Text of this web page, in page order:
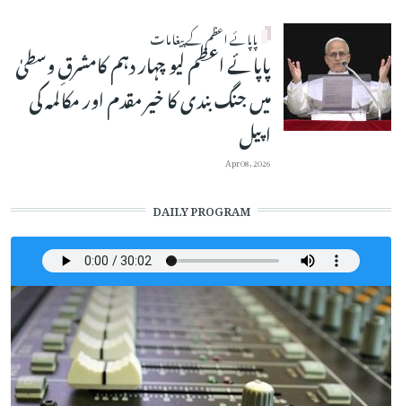
پاپائے اعظم کے پیغامات
پاپائے اعظم لیو چہار دہم کامشرقِ وسطیٰ
میں جنگ بندی کا خیر مقدم اور مکالمہ کی
اپیل
Apr 08, 2026
DAILY PROGRAM